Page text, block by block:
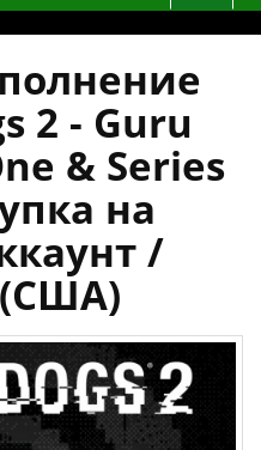
2 - Guru
& Series
на
/